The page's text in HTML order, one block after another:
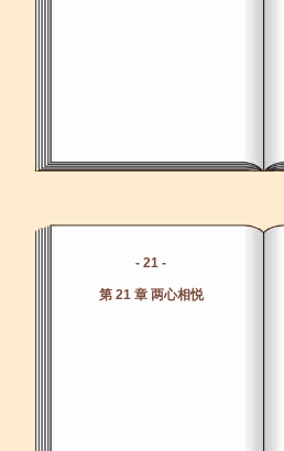
- 21 -
第 21 章 两心相悦